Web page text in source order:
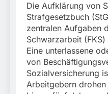
Die Aufklärung von
Strafgesetzbuch
zentralen Aufgaben
Schwarzarbeit
Eine unterlassene
von
Sozialversicherung
Arbeitgebern